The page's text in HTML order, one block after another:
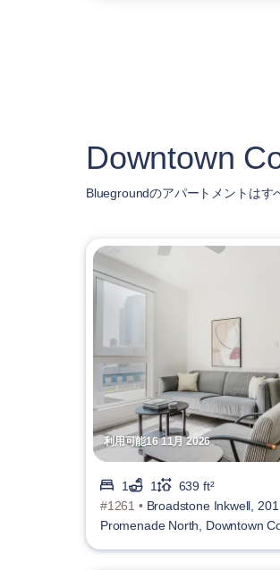
Downtown
Bluegroundのアパートメントはす
利用可能16 11月 2026
1 1
639 ft²
#1261 • Broadstone Inkwell,
Promenade North, Downtown